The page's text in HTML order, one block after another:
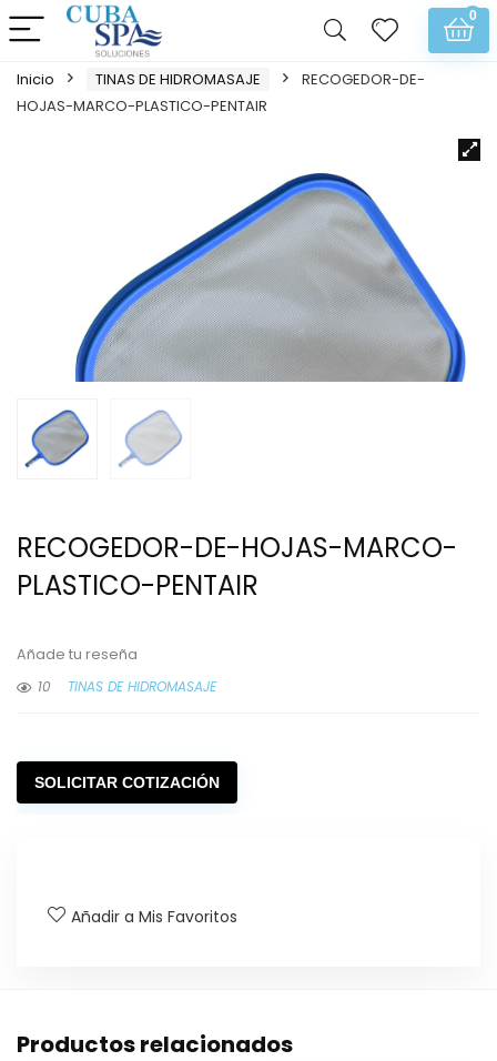
0
Inicio TINAS DE HIDROMASAJE
RECOGEDOR-DE-
HOJAS-MARCO-PLASTICO-PENTAIR
RECOGEDOR-DE-HOJAS-MARCO-
PLASTICO-PENTAIR
Añade tu reseña
10
TINAS DE HIDROMASAJE
SOLICITAR COTIZACIÓN
Añadir a Mis Favoritos
Productos relacionados